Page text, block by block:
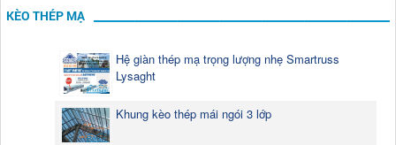
KÈO THÉP MẠ
Hệ giàn thép mạ trọng lượng nhẹ Smartruss
Lysaght
Khung kèo thép mái ngói 3 lớp